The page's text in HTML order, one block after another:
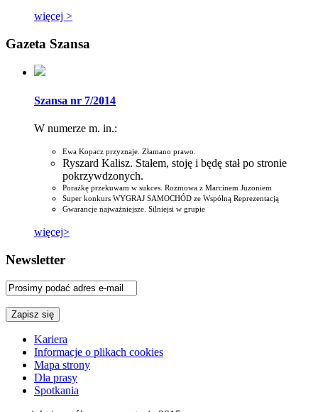
więcej >
Gazeta Szansa
Szansa nr 7/2014
W numerze m. in.:
Ewa Kopacz przyznaje. Złamano prawo.
Ryszard Kalisz. Stałem, stoję i będę stał po stronie
pokrzywdzonych.
Porażkę przekuwam w sukces. Rozmowa z Marcinem Juzoniem
Super konkurs WYGRAJ SAMOCHÓD ze Wspólną Reprezentacją
Gwarancje najważniejsze. Silniejsi w grupie
więcej>
Newsletter
Kariera
Informacje o plikach cookies
Mapa strony
Dla prasy
Spotkania